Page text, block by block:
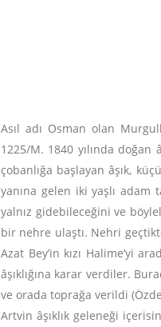
Asıl adı Osman olan
1225/M. 1840 yılında
çobanlığa başlayan âşık,
yanına gelen iki yaşlı adam
yalnız gidebileceğini ve
bir nehre ulaştı. Nehri
Azat Bey’in kızı Halime’yi
âşıklığına karar verdiler.
ve orada toprağa verildi
Artvin âşıklık geleneği